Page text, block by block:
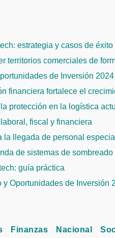
estrategia y casos de éxito
territorios comerciales de
de Inversión 2024
financiera fortalece el
protección en la logística
fiscal y financiera
la llegada de personal
de sistemas de sombreado
guía práctica
Oportunidades de Inversión
Finanzas Nacional